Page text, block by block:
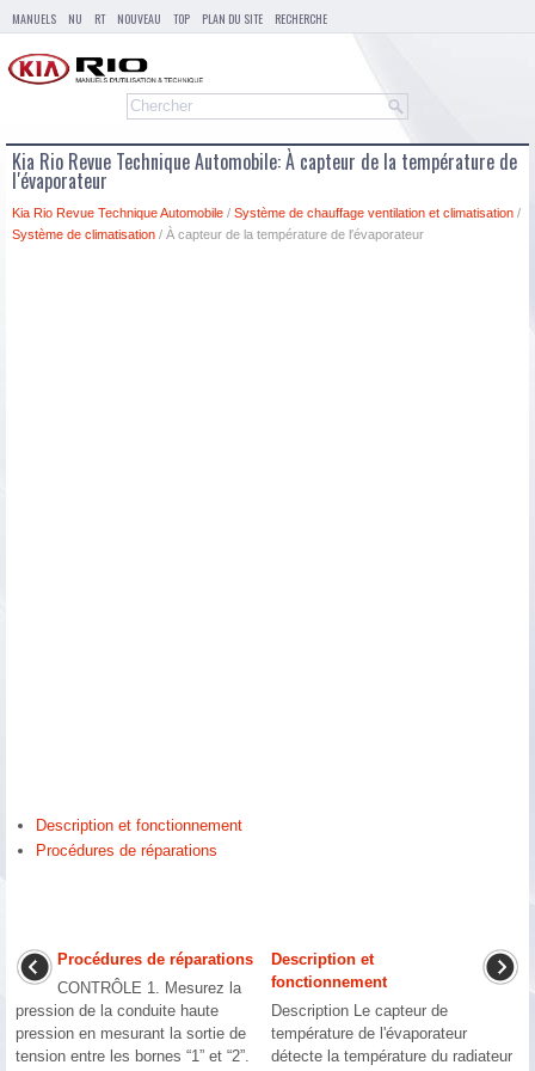
MANUELS NU RT NOUVEAU TOP PLAN DU SITE RECHERCHE
Kia Rio Revue Technique Automobile: À capteur de la température de
l′évaporateur
Kia Rio Revue Technique Automobile / Système de chauffage ventilation et climatisation /
Système de climatisation / À capteur de la température de l′évaporateur
Description et fonctionnement
Procédures de réparations
Procédures de réparations
CONTRÔLE 1. Mesurez la
pression de la conduite haute
pression en mesurant la sortie de
tension entre les bornes “1” et “2”.
Description et
fonctionnement
Description Le capteur de
température de l'évaporateur
détecte la température du radiateur